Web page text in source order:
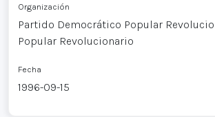
Organización
Partido Democrático Popular
Popular Revolucionario
Fecha
1996-09-15